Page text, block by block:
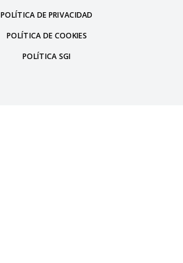
POLÍTICA DE PRIVACIDAD
POLÍTICA DE COOKIES
POLÍTICA SGI